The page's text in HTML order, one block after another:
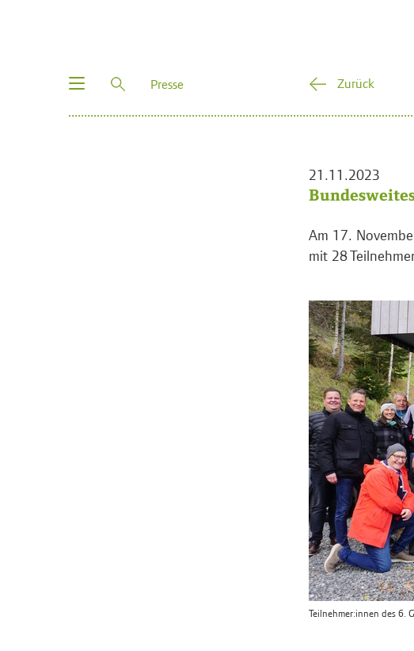
Toggle
Presse Zurück
21.11.2023
Am 17.
mit 28
Teilnehmer:innen des 6.